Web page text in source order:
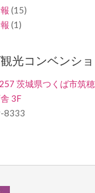
(15)
(1)
光コンベンシ
茨城県つくば市筑
3F
8333